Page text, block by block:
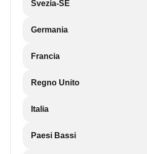
Svezia-SE
Germania
Francia
Regno Unito
Italia
Paesi Bassi